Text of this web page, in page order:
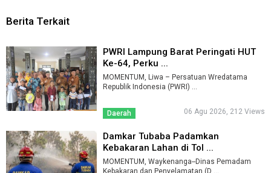
Berita Terkait
PWRI Lampung Barat Peringati HUT
Ke-64, Perku ...
MOMENTUM, Liwa – Persatuan Wredatama
Daerah 06 Agu 2026, 212 Views
Damkar Tubaba Padamkan
Kebakaran Lahan di Tol ...
MOMENTUM, Waykenanga--Dinas Pemadam
Kebakaran dan Penyelamatan (D ...